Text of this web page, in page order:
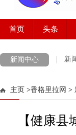
新闻中心 新
法治迪庆
主页 >香格里拉网 >
【健康